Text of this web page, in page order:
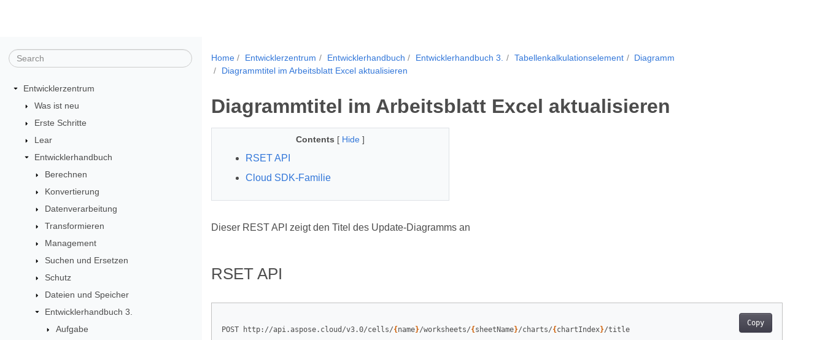
Entwicklerzentrum
Was ist neu
Erste Schritte
Lear
Entwicklerhandbuch
Berechnen
Konvertierung
Datenverarbeitung
Transformieren
Management
Suchen und Ersetzen
Schutz
Dateien und Speicher
Entwicklerhandbuch 3.
Aufgabe
Home Entwicklerzentrum Entwicklerhandbuch Entwicklerhandbuch 3. Tabellenkalkulationselement
Diagramm
Diagrammtitel im Arbeitsblatt Excel aktualisieren
Diagrammtitel im Arbeitsblatt Excel aktualisieren
Contents [ Hide ]
RSET API
Cloud SDK-Familie
Dieser REST API zeigt den Titel des Update-Diagramms an
RSET API
Copy
POST http://api.aspose.cloud/v3.0/cells/{ name}/worksheets/{ sheetName}/charts/{ chartIndex}/title